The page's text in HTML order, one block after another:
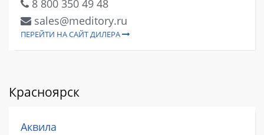
8 800 350 49 48
sales@meditory.ru
ПЕРЕЙТИ НА САЙТ ДИЛЕРА
Красноярск
Аквила